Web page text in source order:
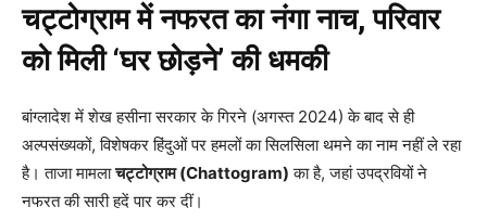
चट्टोग्राम में नफरत का नंगा नाच, परिवार
को मिली ‘घर छोड़ने’ की धमकी
बांग्लादेश में शेख हसीना सरकार के गिरने (अगस्त 2024) के बाद से ही
अल्पसंख्यकों, विशेषकर हिंदुओं पर हमलों का सिलसिला थमने का नाम नहीं ले रहा
है। ताजा मामलाचट्टोग्राम (Chattogram) का है, जहां उपद्रवियों ने
नफरत की सारी हदें पार कर दीं।